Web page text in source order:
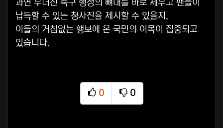
과연 무너진 축구 행정의 뼈대를 바로 세우고 팬들이
납득할 수 있는 청사진을 제시할 수 있을지,
이들의 거침없는 행보에 온 국민의 이목이 집중되고
있습니다.
0
추천
0
비추천